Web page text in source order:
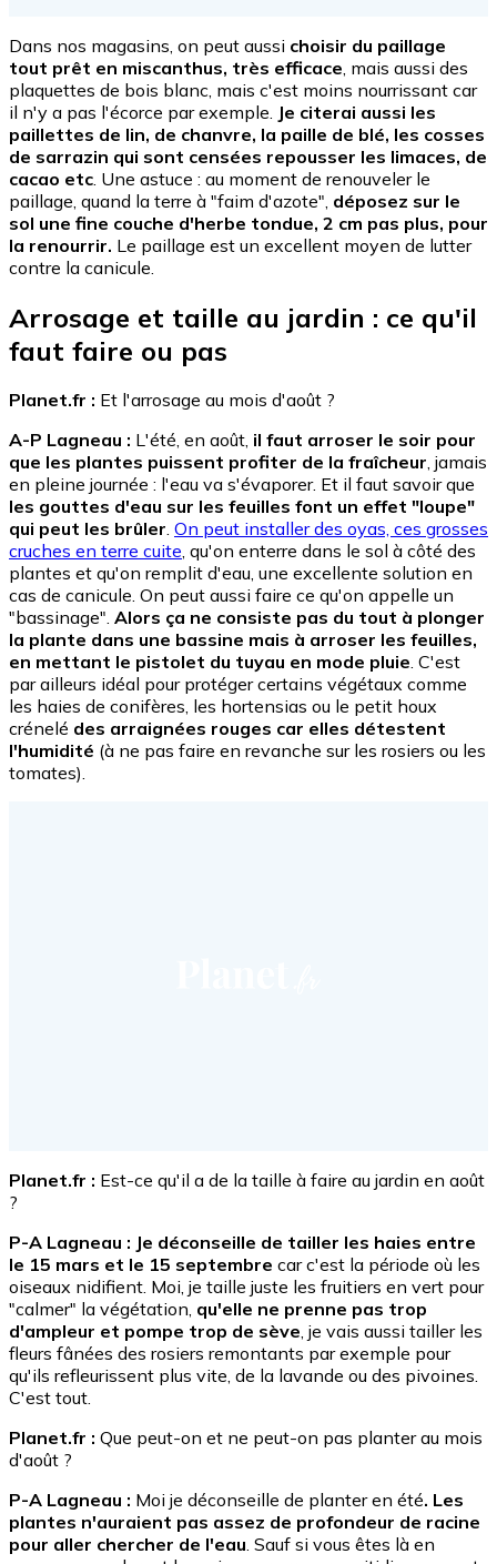
Dans nos magasins, on peut aussi choisir du paillage
tout prêt en miscanthus, très efficace , mais aussi des
plaquettes de bois blanc, mais c'est moins nourrissant car
il n'y a pas l'écorce par exemple. Je citerai aussi les
paillettes de lin, de chanvre, la paille de blé, les cosses
de sarrazin qui sont censées repousser les limaces, de
cacao etc . Une astuce : au moment de renouveler le
paillage, quand la terre à "faim d'azote", déposez sur le
sol une fine couche d'herbe tondue, 2 cm pas plus, pour
la renourrir. Le paillage est un excellent moyen de lutter
contre la canicule.
Arrosage et taille au jardin : ce qu'il
faut faire ou pas
Planet.fr : Et l'arrosage au mois d'août ?
A-P Lagneau : L'été, en août, il faut arroser le soir pour
que les plantes puissent profiter de la fraîcheur, jamais
en pleine journée : l'eau va s'évaporer. Et il faut savoir que
les gouttes d'eau sur les feuilles font un effet "loupe"
qui peut les brûler. On peut installer des oyas, ces grosses
cruches en terre cuite, qu'on enterre dans le sol à côté des
plantes et qu'on remplit d'eau, une excellente solution en
cas de canicule. On peut aussi faire ce qu'on appelle un
"bassinage". Alors ça ne consiste pas du tout à plonger
la plante dans une bassine mais à arroser les feuilles,
en mettant le pistolet du tuyau en mode pluie. C'est
par ailleurs idéal pour protéger certains végétaux comme
les haies de conifères, les hortensias ou le petit houx
crénelé des arraignées rouges car elles détestent
l'humidité (à ne pas faire en revanche sur les rosiers ou les
tomates).
Planet.fr : Est-ce qu'il a de la taille à faire au jardin en août
?
P-A Lagneau : Je déconseille de tailler les haies entre
le 15 mars et le 15 septembre car c'est la période où les
oiseaux nidifient. Moi, je taille juste les fruitiers en vert pour
"calmer" la végétation, qu'elle ne prenne pas trop
d'ampleur et pompe trop de sève, je vais aussi tailler les
fleurs fânées des rosiers remontants par exemple pour
qu'ils refleurissent plus vite, de la lavande ou des pivoines.
C'est tout.
Planet.fr : Que peut-on et ne peut-on pas planter au mois
d'août ?
P-A Lagneau : Moi je déconseille de planter en été. Les
plantes n'auraient pas assez de profondeur de racine
pour aller chercher de l'eau. Sauf si vous êtes là en